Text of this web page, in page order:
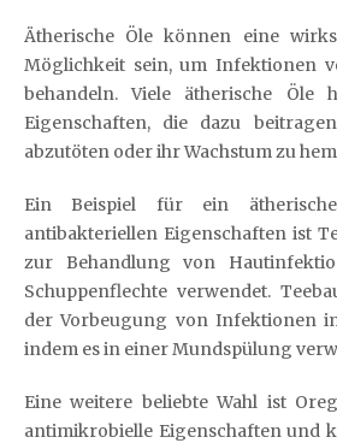
Ätherische Öle können eine
Möglichkeit sein, um Infektionen
behandeln. Viele ätherische Öle
Eigenschaften, die dazu
abzutöten oder ihr Wachstum zu
Ein Beispiel für ein
antibakteriellen Eigenschaften ist
zur Behandlung von
Schuppenflechte verwendet.
der Vorbeugung von Infektionen
indem es in einer Mundspülung
Eine weitere beliebte Wahl ist
antimikrobielle Eigenschaften und